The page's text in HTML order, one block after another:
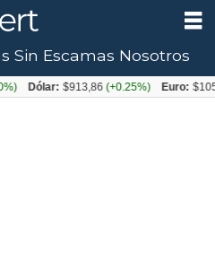
Sin Escamas Nosotros
$913,86(+0.25%) Euro: $1053,08(-